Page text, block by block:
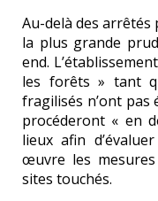
Au-delà des arrêtés
la plus grande
end.
les forêts » tant
fragilisés n’ont pas
procéderont « en
lieux afin
œuvre les
sites touchés.